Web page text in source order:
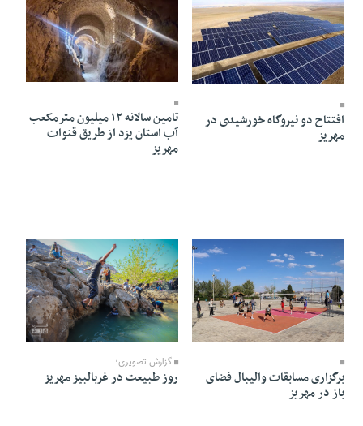
21 Farvardin 1405 - 17:29
افتتاح دو نیروگاه خورشیدی در
مهریز
15 Farvardin 1405 - 15:14
تامین سالانه ۱۲ میلیون مترمکعب
آب استان یزد از طریق قنوات
مهریز
15 Farvardin 1405 - 15:10
برگزاری مسابقات والیبال فضای
باز در مهریز
13 Farvardin 1405 - 22:50
گزارش تصویری؛
روز طبیعت در غربالبیز مهریز